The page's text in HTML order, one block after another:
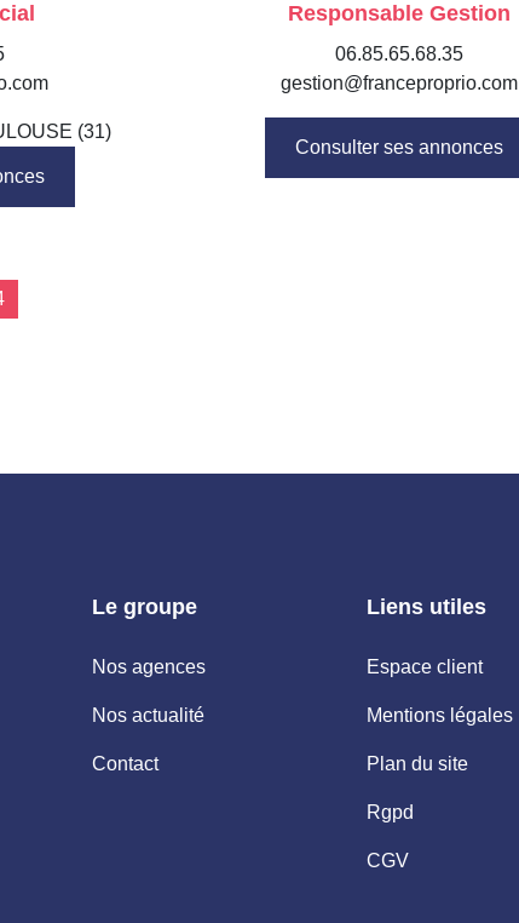
(31)
Responsable Gestion
06.85.65.68.35
gestion@franceproprio.com
Consulter ses annonces
Le groupe
Nos agences
Nos actualité
Contact
Liens utiles
Espace client
Mentions légales
Plan du site
Rgpd
CGV